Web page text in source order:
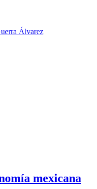
Álvarez
mexicana